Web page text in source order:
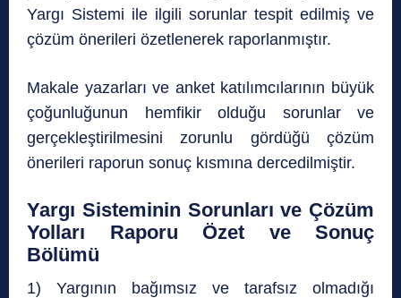
Yargı Sistemi ile ilgili sorunlar tespit edilmiş ve
çözüm önerileri özetlenerek raporlanmıştır.
Makale yazarları ve anket katılımcılarının büyük
çoğunluğunun hemfikir olduğu sorunlar ve
gerçekleştirilmesini zorunlu gördüğü çözüm
önerileri raporun sonuç kısmına dercedilmiştir.
Yargı Sisteminin Sorunları ve Çözüm
Yolları Raporu Özet ve Sonuç
Bölümü
1) Yargının bağımsız ve tarafsız olmadığı